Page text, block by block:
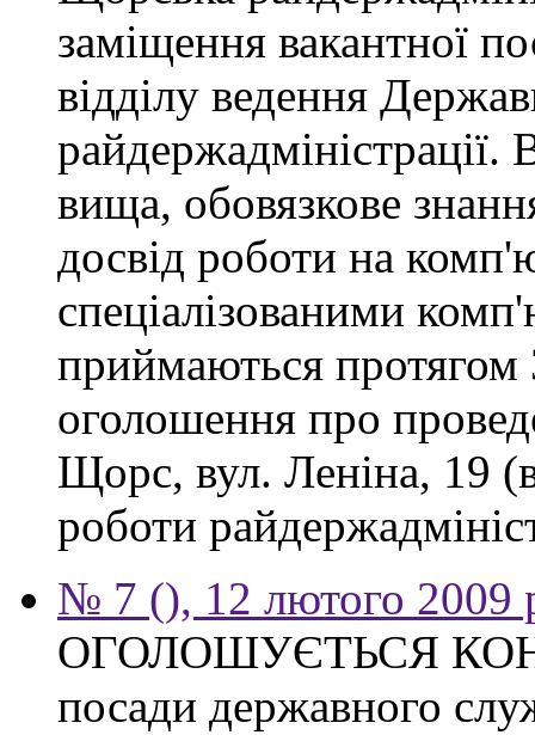
заміщення вакантної
відділу ведення
райдержадміністрації.
вища, обовязкове
досвід роботи на
спеціалізованими
приймаються протягом
оголошення про
Щорс, вул. Леніна, 19
роботи
№ 7 (), 12 лютого 2009
ОГОЛОШУЄТЬСЯ
посади державного